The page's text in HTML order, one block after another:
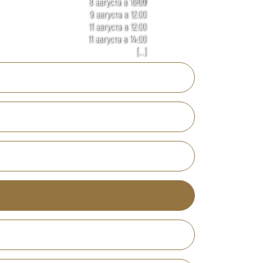
9 августа в 12:00
11 августа в 12:00
11 августа в 14:00
[...]